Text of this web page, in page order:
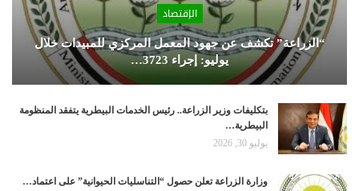
الإقتصاد
“الزراعة” تكشف عن جهود المعمل المركزي للمبيدات خلال
يوليو: إجراء 3723…
بتكليفات وزير الزراعة.. رئيس الخدمات البيطرية يتفقد المنظومة
البيطرية…
يوليو 30, 2026
وزارة الزراعة تعلن حصول “التناسليات الحيوانية” على اعتماد…